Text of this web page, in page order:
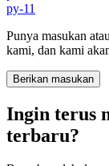
py-11
Punya masukan
kami, dan kami
Berikan masukan
Ingin terus
terbaru?